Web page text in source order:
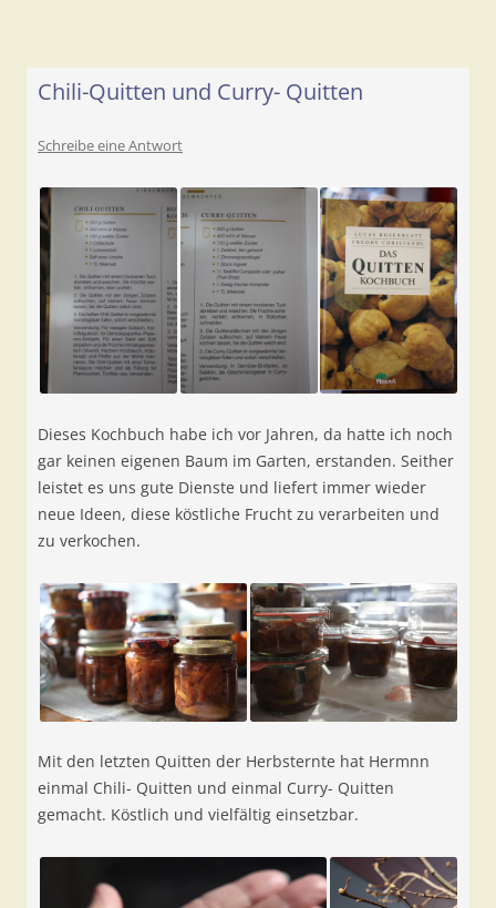
Chili-Quitten und Curry- Quitten
Schreibe eine Antwort
Dieses Kochbuch habe ich vor Jahren, da hatte ich noch
gar keinen eigenen Baum im Garten, erstanden. Seither
leistet es uns gute Dienste und liefert immer wieder
neue Ideen, diese köstliche Frucht zu verarbeiten und
zu verkochen.
Mit den letzten Quitten der Herbsternte hat Hermnn
einmal Chili- Quitten und einmal Curry- Quitten
gemacht. Köstlich und vielfältig einsetzbar.